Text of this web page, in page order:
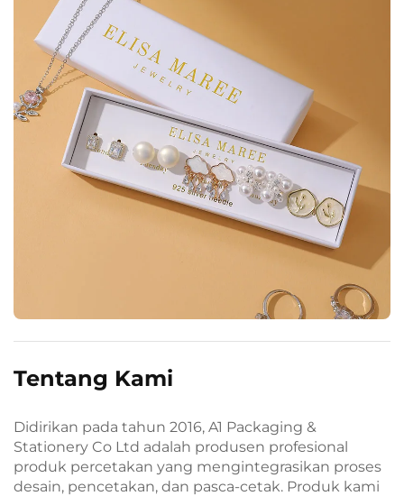
Tentang Kami
Didirikan pada tahun 2016, A1 Packaging &
Stationery Co Ltd adalah produsen profesional
produk percetakan yang mengintegrasikan proses
desain, pencetakan, dan pasca-cetak. Produk kami